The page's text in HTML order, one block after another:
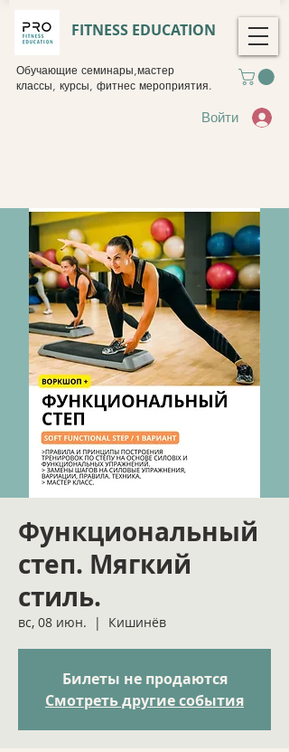
FITNESS EDUCATION
Обучающие семинары,мастер
классы, курсы, фитнес мероприятия.
Войти
Функциональный
степ. Мягкий
стиль.
вс, 08 июн.
  |
Кишинёв
Билеты не продаются
Смотреть другие события